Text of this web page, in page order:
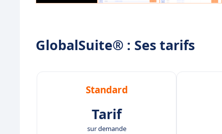
GlobalSuite® : Ses tarifs
Standard
Tarif
sur demande